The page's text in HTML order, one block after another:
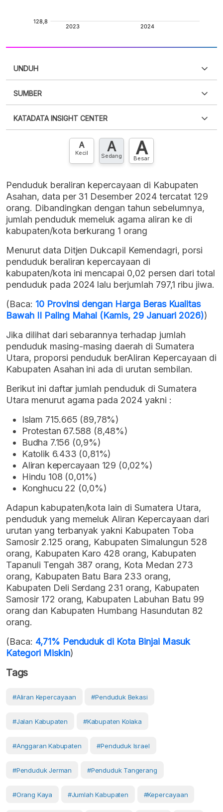
UNDUH
XLS
SUMBER
punya akun?Silakan Daftar sekarang
KATADATA INSIGHT CENTER
Hubungi sekarang »
A
Kecil A
Sedang A
Besar
Penduduk beraliran kepercayaan di Kabupaten
Asahan, data per 31 Desember 2024 tercatat 129
orang. Dibandingkan dengan tahun sebelumnya,
jumlah penduduk memeluk agama aliran ke di
kabupaten/kota berkurang 1 orang
Menurut data Ditjen Dukcapil Kemendagri, porsi
penduduk beraliran kepercayaan di
kabupaten/kota ini mencapai 0,02 persen dari total
penduduk pada 2024 lalu berjumlah 797,1 ribu jiwa.
(Baca: 10 Provinsi dengan Harga Beras Kualitas
Bawah II Paling Mahal (Kamis, 29 Januari 2026))
Jika dilihat dari sebarannya terhadap jumlah
penduduk masing-masing daerah di Sumatera
Utara, proporsi penduduk berAliran Kepercayaan di
Kabupaten Asahan ini ada di urutan sembilan.
Berikut ini daftar jumlah penduduk di Sumatera
Utara menurut agama pada 2024 yakni :
Islam 715.665 (89,78%)
Protestan 67.588 (8,48%)
Budha 7.156 (0,9%)
Katolik 6.433 (0,81%)
Aliran kepercayaan 129 (0,02%)
Hindu 108 (0,01%)
Konghucu 22 (0,0%)
Adapun kabupaten/kota lain di Sumatera Utara,
penduduk yang memeluk Aliran Kepercayaan dari
urutan yang terbanyak yakni Kabupaten Toba
Samosir 2.125 orang, Kabupaten Simalungun 528
orang, Kabupaten Karo 428 orang, Kabupaten
Tapanuli Tengah 387 orang, Kota Medan 273
orang, Kabupaten Batu Bara 233 orang,
Kabupaten Deli Serdang 231 orang, Kabupaten
Samosir 172 orang, Kabupaten Labuhan Batu 99
orang dan Kabupaten Humbang Hasundutan 82
orang.
(Baca: 4,71% Penduduk di Kota Binjai Masuk
Kategori Miskin)
Tags
#Aliran Kepercayaan #penduduk Bekasi
#Jalan Kabupaten #Kabupaten Kolaka
#Anggaran Kabupaten #penduduk Israel
#Penduduk Jerman #penduduk Tangerang
#orang Kaya #Jumlah Kabupaten #kepercayaan